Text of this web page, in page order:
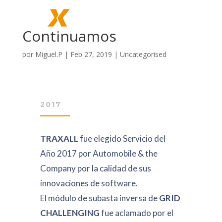
Continuamos
por Miguel.P | Feb 27, 2019 | Uncategorised
2017
TRAXALLfue elegido Servicio del
Año 2017 por Automobile & the
Company por la calidad de sus
innovaciones de software.
El módulo de subasta inversa deGRID
CHALLENGINGfue aclamado por el